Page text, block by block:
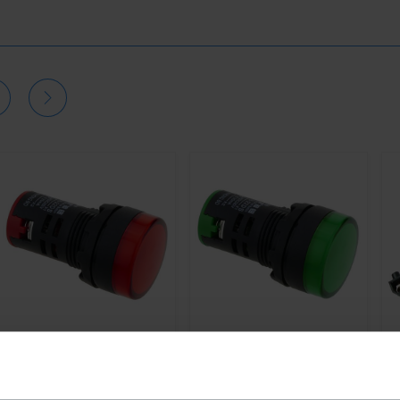
kontrolnych 220 VAC
paneli kontrolnych 220 VAC